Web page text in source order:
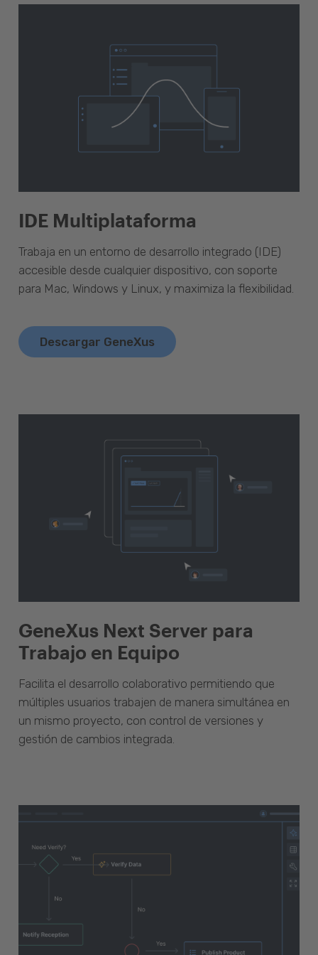
IDE Multiplataforma
Trabaja en un entorno de desarrollo integrado (IDE)
accesible desde cualquier dispositivo, con soporte
para Mac, Windows y Linux, y maximiza la flexibilidad.
Descargar GeneXus
GeneXus Next Server para
Trabajo en Equipo
Facilita el desarrollo colaborativo permitiendo que
múltiples usuarios trabajen de manera simultánea en
un mismo proyecto, con control de versiones y
gestión de cambios integrada.